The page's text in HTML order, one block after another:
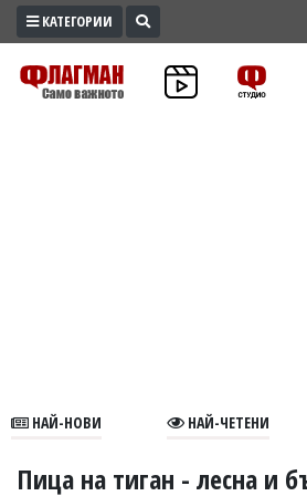
ПРОМО
ЗОНА
В
КАТЕГОРИИ
НАЙ-НОВИ НАЙ-ЧЕТЕНИ
Пица на тиган - лесна и